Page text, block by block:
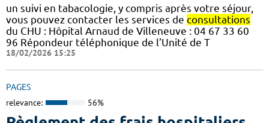
un suivi en tabacologie, y compris après votre séjour,
vous pouvez contacter les services de consultations
du CHU : Hôpital Arnaud de Villeneuve : 04 67 33 60
96 Répondeur téléphonique de l’Unité de T
18/02/2026 15:25
PAGES
relevance: 56%